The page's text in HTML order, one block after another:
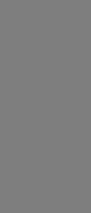
nueva
nueva
nueva
nueva
nueva